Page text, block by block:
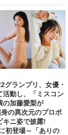
グランプリ、女優・
活動し、「ミスコン
の加藤愛梨が
の異次元のプロポ
キニ姿で披露!
初登場～「ありの